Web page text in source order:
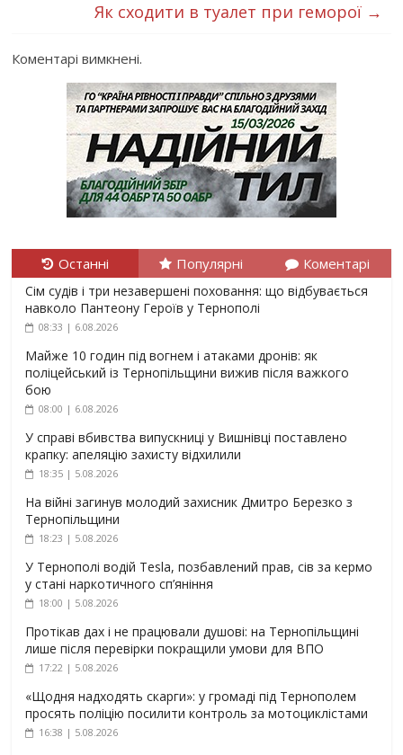
Як сходити в туалет при геморої →
Коментарі вимкнені.
Останні Популярні Коментарі
Сім судів і три незавершені поховання: що відбувається
навколо Пантеону Героїв у Тернополі
08:33 | 6.08.2026
Майже 10 годин під вогнем і атаками дронів: як
поліцейський із Тернопільщини вижив після важкого
бою
08:00 | 6.08.2026
У справі вбивства випускниці у Вишнівці поставлено
крапку: апеляцію захисту відхилили
18:35 | 5.08.2026
На війні загинув молодий захисник Дмитро Березко з
Тернопільщини
18:23 | 5.08.2026
У Тернополі водій Tesla, позбавлений прав, сів за кермо
у стані наркотичного сп’яніння
18:00 | 5.08.2026
Протікав дах і не працювали душові: на Тернопільщині
лише після перевірки покращили умови для ВПО
17:22 | 5.08.2026
«Щодня надходять скарги»: у громаді під Тернополем
просять поліцію посилити контроль за мотоциклістами
16:38 | 5.08.2026